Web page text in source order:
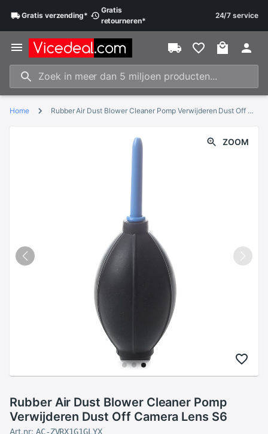
Gratisverzending*
Gratis
retourneren*
24/7 service
Home Rubber Air Dust Blower Cleaner Pomp Verwijderen Dust Off Camera Lens S6
ZOOM
Rubber Air Dust Blower Cleaner Pomp
Verwijderen Dust Off Camera Lens S6
Art.nr: AC-ZVRX1G1GLYX